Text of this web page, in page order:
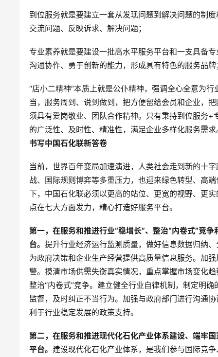
到位服务就是要建立一套从发现问题到解决问题的制
交流问题、反映诉求、解决问题；
专业素养就是要建设一批高水平服务平台和一支具备
沟通协作、勇于创新的能力，形成具有特色的服务品牌
“店小二精神”本质上就是公仆精神，强调全心全意为
当，服务周到、说到做到，把方便留给会员和企业，
须具有爱岗敬业、团队合作精神。只有秉持到位服务
的广泛性、及时性、精准性，满足企业多样化服务需求
书写中国石化联新答卷
当前，世界百年变局加速演进，人类社会走到新的十
战、国际规则博弈等多重压力，也迎来绿色转型、高
下，中国石化联必须以更高的站位、更宽的视野、更
点在七大方面发力，精心打造好服务平台。
第一，在服务和推进行业“稳增长”、整治“内卷式”竞
台。 提升行业经济运行监测质量，做好信息数据归纳
为政府决策和企业生产经营提供高质量信息服务。加
警。摸清市场供需失衡真实情况，重点掌握市场变化
整治“内卷式”竞争。建立健全行业自律机制，制定明
监督，及时纠正不当行为。加强与政府部门进行沟通
利于行业稳定发展的政策支持。
第二，在服务和推进现代化石化产业体系建设、端牢
平台。 建设现代化石化产业体系，是我们参与国际竞